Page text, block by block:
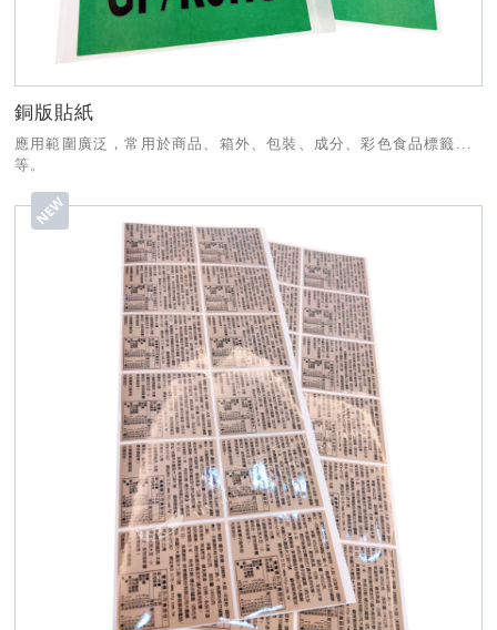
銅版貼紙
應用範圍廣泛，常用於商品、箱外、包裝、成分、彩色食品標籤...
等。